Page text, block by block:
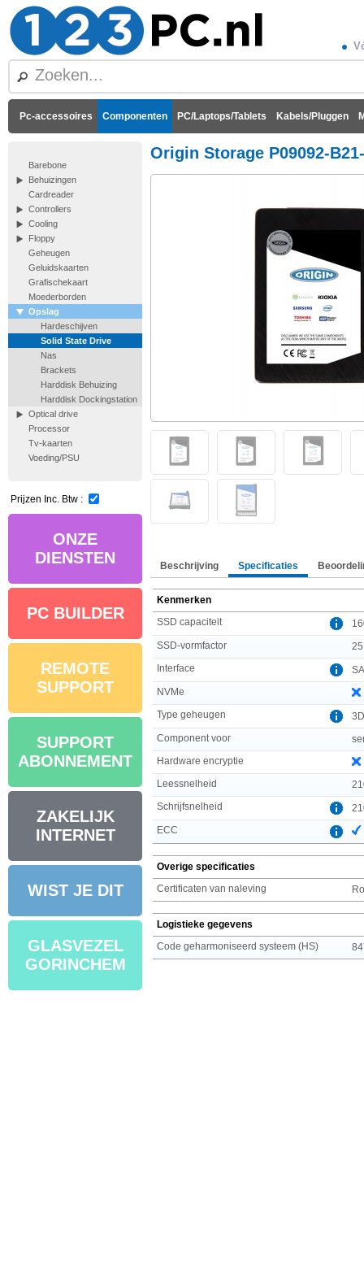
Pc-accessoires Componenten PC/Laptops/Tablets Kabels/Pluggen
Barebone
Behuizingen
Cardreader
Controllers
Cooling
Floppy
Geheugen
Geluidskaarten
Grafischekaart
Moederborden
Opslag
Hardeschijven
Solid State Drive
Nas
Brackets
Harddisk Behuizing
Harddisk Dockingstation
Optical drive
Processor
Tv-kaarten
Voeding/PSU
Prijzen Inc. Btw :
ONZE
DIENSTEN
PC BUILDER
REMOTE
SUPPORT
SUPPORT
ABONNEMENT
ZAKELIJK
INTERNET
WIST JE DIT
GLASVEZEL
GORINCHEM
Origin Storage P09092-
Beschrijving Specificaties
Kenmerken
SSD capaciteit
SSD-vormfactor
25
Interface
NVMe
Type geheugen
Component voor
Hardware encryptie
Leessnelheid
Schrijfsnelheid
ECC
Overige specificaties
Certificaten van naleving
Logistieke gegevens
Code geharmoniseerd systeem (HS)